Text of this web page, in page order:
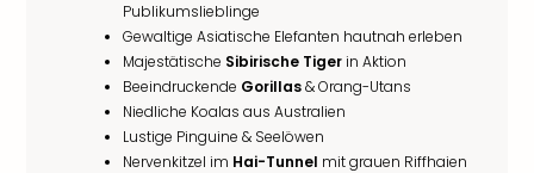
Publikumslieblinge
Gewaltige Asiatische Elefanten hautnah erleben
Majestätische Sibirische Tiger in Aktion
Beeindruckende Gorillas& Orang-Utans
Niedliche Koalas aus Australien
Lustige Pinguine & Seelöwen
Nervenkitzel im Hai-Tunnel mit grauen Riffhaien